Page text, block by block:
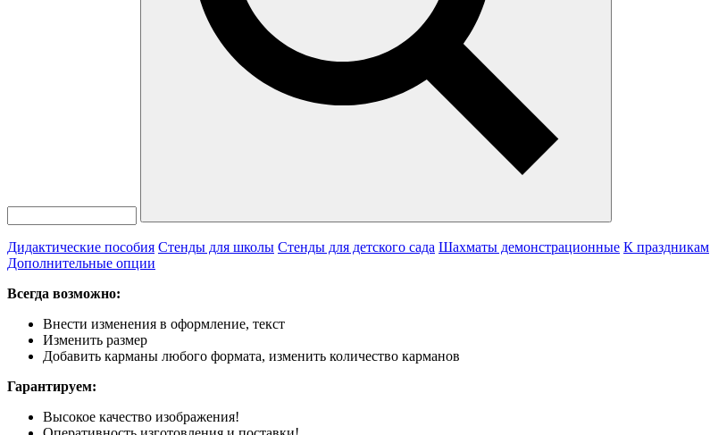
Дидактические пособия Стенды для школы Стенды для детского сада Шахматы демонстрационные К праздникам
Дополнительные опции
Всегда возможно:
Внести изменения в оформление, текст
Изменить размер
Добавить карманы любого формата, изменить количество карманов
Гарантируем:
Высокое качество изображения!